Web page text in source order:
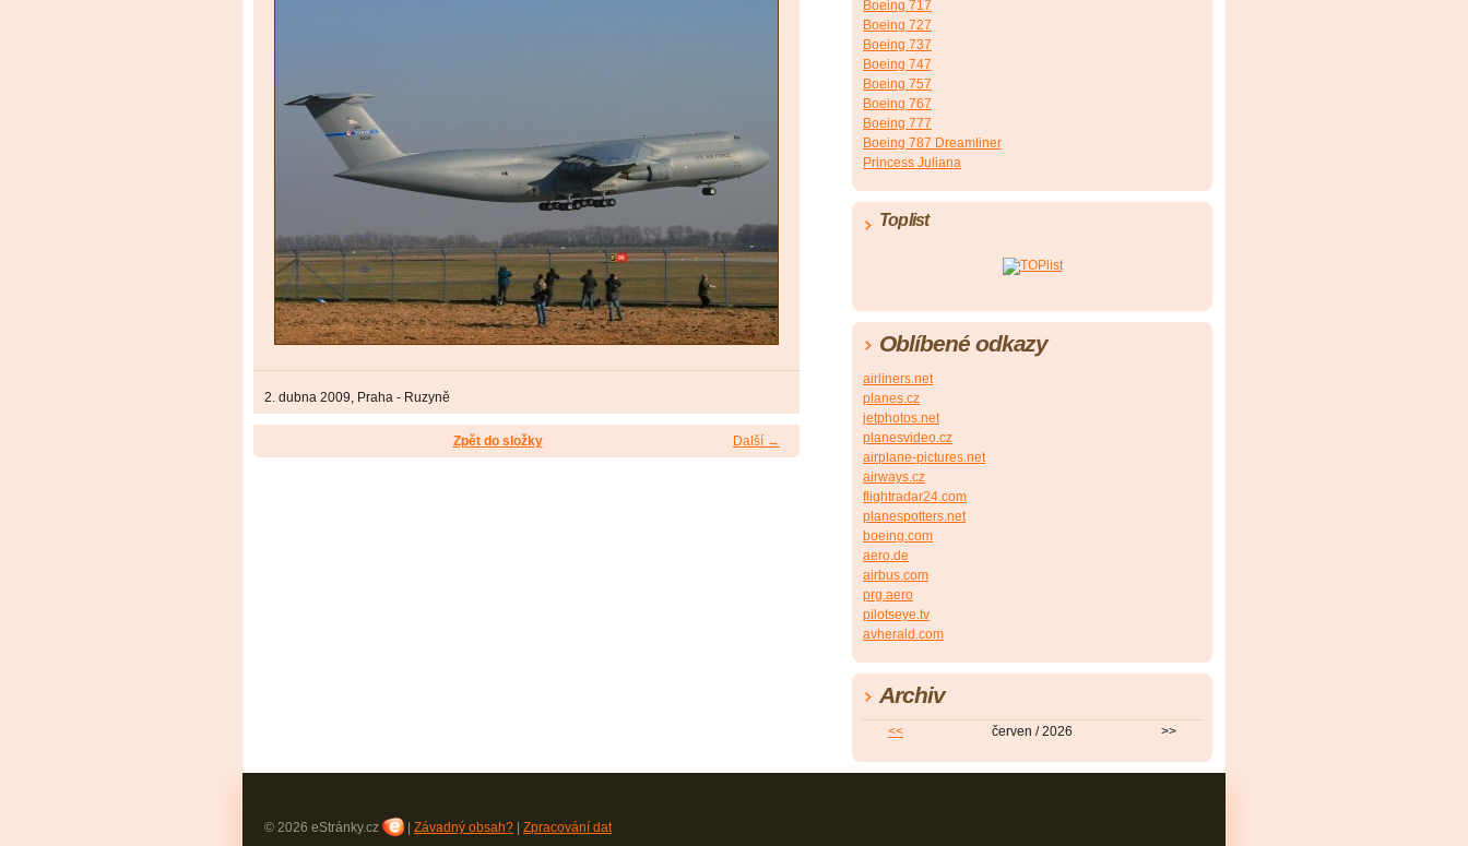
2. dubna 2009, Praha - Ruzyně
Další →
Zpět do složky
Boeing 717
Boeing 727
Boeing 737
Boeing 747
Boeing 757
Boeing 767
Boeing 777
Boeing 787 Dreamliner
Princess Juliana
Toplist
Oblíbené odkazy
airliners.net
planes.cz
jetphotos.net
planesvideo.cz
airplane-pictures.net
airways.cz
flightradar24.com
planespotters.net
boeing.com
aero.de
airbus.com
prg.aero
pilotseye.tv
avherald.com
Archiv
<< červen / 2026 >>
© 2026 eStránky.cz Závadný obsah? Zpracování dat